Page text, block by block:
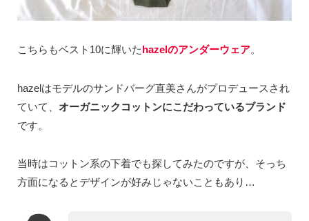
こちらもベスト10に輝いたhazelのアンダーウェア。
hazelはモデルのサンドバーグ直美さんがプロデュースされ
ていて、 オーガニックコットンにこだわっているブランド
です。
当時はコットン系の下着でも探してみたのですが、そっち
方面になるとデザインが好みじゃないこともあり…